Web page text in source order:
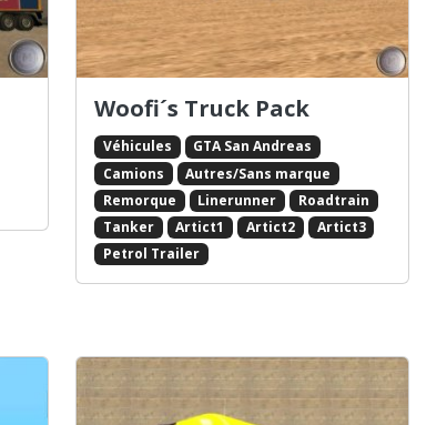
Woofi´s Truck Pack
Véhicules
GTA San Andreas
Camions
Autres/Sans marque
Remorque
Linerunner
Roadtrain
Tanker
Artict1 Artict2
Artict3
Petrol Trailer